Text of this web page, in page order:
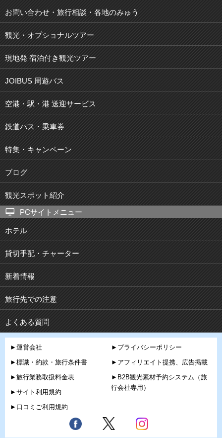
お問い合わせ・旅行相談・各地のみゅう
観光・オプショナルツアー
現地発 宿泊付き観光ツアー
JOIBUS 周遊バス
空港・駅・港 送迎サービス
鉄道パス・乗車券
特集・キャンペーン
ブログ
観光スポット紹介
PCサイトメニュー
ホテル
貸切手配・チャーター
新着情報
旅行先での注意
よくある質問
►運営会社
►標識・約款・旅行条件書
►旅行業務取扱料金表
►サイト利用規約
►口コミご利用規約
►プライバシーポリシー
►アフィリエイト提携、広告掲載
►B2B観光素材予約システム（旅
行会社専用）